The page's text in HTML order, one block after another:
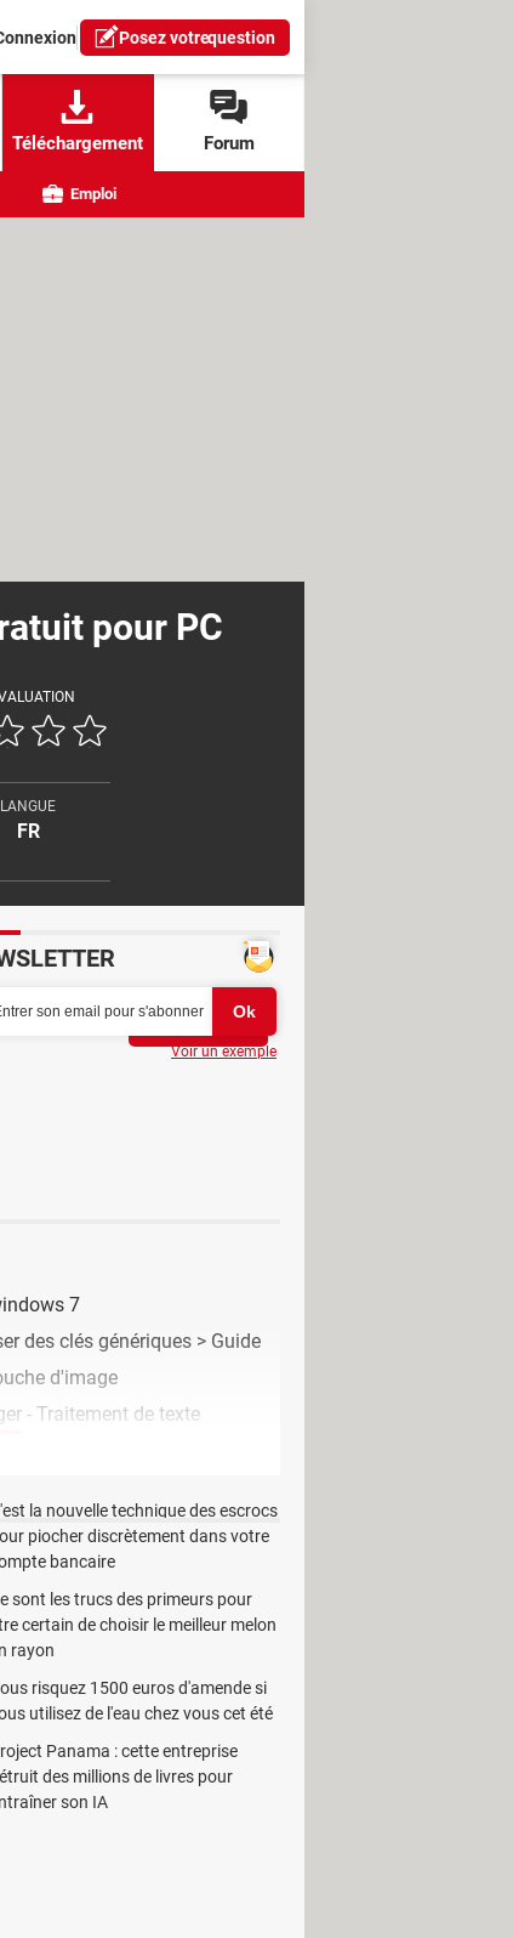
Posez votrequestion
Téléchargement Forum
Emploi
pour PC
LANGUE
FR
de communiquer et de faire
d’avoir le dernier pilote fourni
7
des clés génériques > Guide
d'image
- Traitement de texte
Bus driver
DX8400
XPRESS 1150/Radeon
Driver
Voir un exemple
la nouvelle technique des escrocs
piocher discrètement dans votre
bancaire
sont les trucs des primeurs pour
certain de choisir le meilleur melon
rayon
risquez 1500 euros d'amende si
utilisez de l'eau chez vous cet été
Panama : cette entreprise
des millions de livres pour
son IA